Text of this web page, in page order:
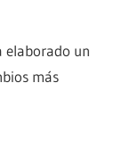
elaborado un
más